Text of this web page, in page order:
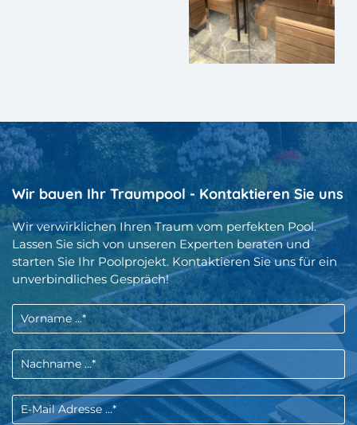
Wir bauen Ihr Traumpool - Kontaktieren Sie uns
Wir verwirklichen Ihren Traum vom perfekten Pool.
Lassen Sie sich von unseren Experten beraten und
starten Sie Ihr Poolprojekt. Kontaktieren Sie uns für ein
unverbindliches Gespräch!